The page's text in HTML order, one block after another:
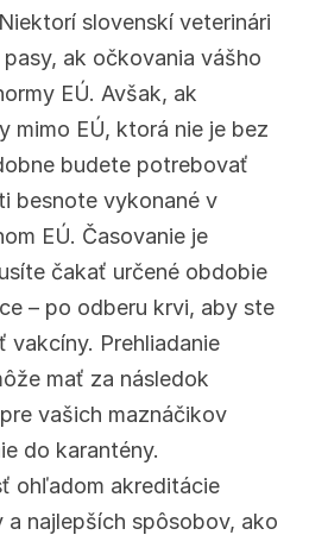
slovenskí veterinári
ak očkovania vášho
EÚ. Avšak, ak
mimo EÚ, ktorá nie je bez
budete potrebovať
besnote vykonané v
EÚ. Časovanie je
čakať určené obdobie
– po odberu krvi, aby ste
vakcíny. Prehliadanie
mať za následok
vašich maznáčikov
do karantény.
ohľadom akreditácie
najlepších spôsobov, ako